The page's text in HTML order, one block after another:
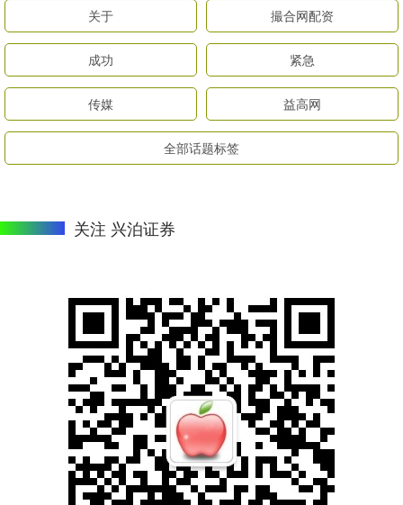
关于 撮合网配资
成功 紧急
传媒 益高网
全部话题标签
关注 兴泊证券